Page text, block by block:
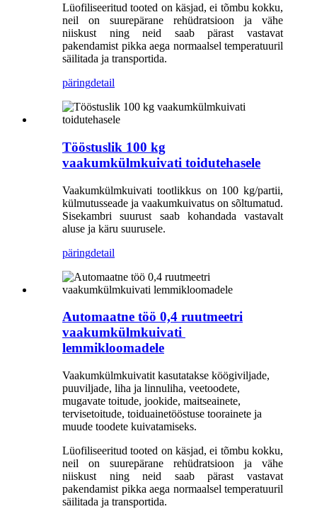
Lüofiliseeritud tooted on käsjad, ei tõmbu kokku,
neil on suurepärane rehüdratsioon ja vähe
niiskust ning neid saab pärast vastavat
pakendamist pikka aega normaalsel temperatuuril
säilitada ja transportida.
päringdetail
Tööstuslik 100 kg
vaakumkülmkuivati ​​toidutehasele
Vaakumkülmkuivati ​​tootlikkus on 100 kg/partii,
külmutusseade ja vaakumkuivatus on sõltumatud.
Sisekambri suurust saab kohandada vastavalt
aluse ja käru suurusele.
päringdetail
Automaatne töö 0,4 ruutmeetri
vaakumkülmkuivati ​​
lemmikloomadele
Vaakumkülmkuivatit kasutatakse köögiviljade,
puuviljade, liha ja linnuliha, veetoodete,
mugavate toitude, jookide, maitseainete,
tervisetoitude, toiduainetööstuse toorainete ja
muude toodete kuivatamiseks.
Lüofiliseeritud tooted on käsjad, ei tõmbu kokku,
neil on suurepärane rehüdratsioon ja vähe
niiskust ning neid saab pärast vastavat
pakendamist pikka aega normaalsel temperatuuril
säilitada ja transportida.